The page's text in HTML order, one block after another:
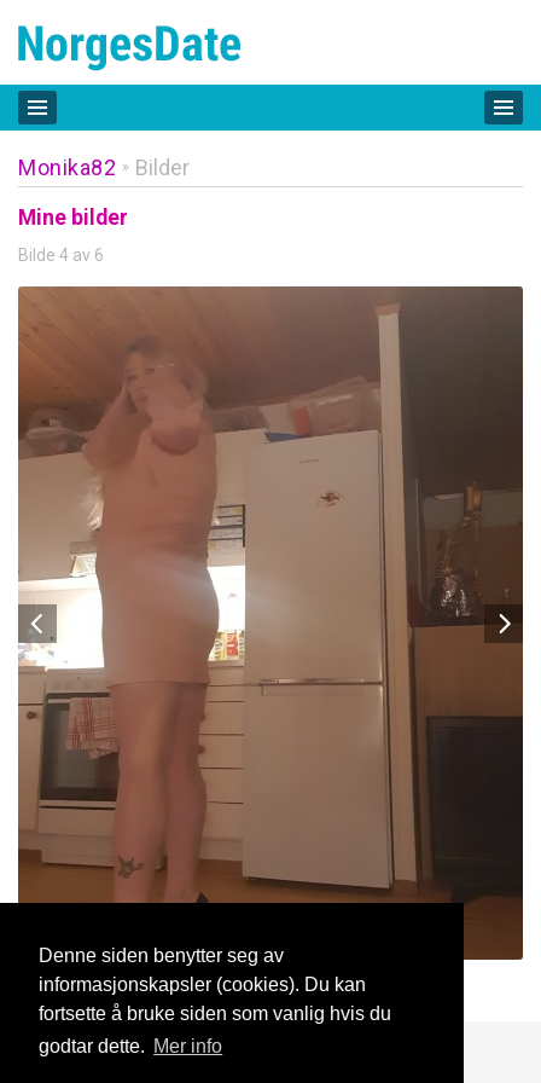
Denne siden benytter seg av
informasjonskapsler (cookies). Du kan
fortsette å bruke siden som vanlig hvis du
godtar dette. Mer info
Monika82 » Bilder
Mine bilder
Bilde 4 av 6
Monika82 5 Jun, 2023
Blogg Support Kontakt oss